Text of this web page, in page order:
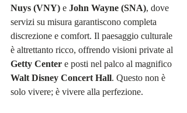
Nuys (VNY) e John Wayne (SNA), dove
servizi su misura garantiscono completa
discrezione e comfort. Il paesaggio culturale
è altrettanto ricco, offrendo visioni private al
Getty Center e posti nel palco al magnifico
Walt Disney Concert Hall. Questo non è
solo vivere; è vivere alla perfezione.